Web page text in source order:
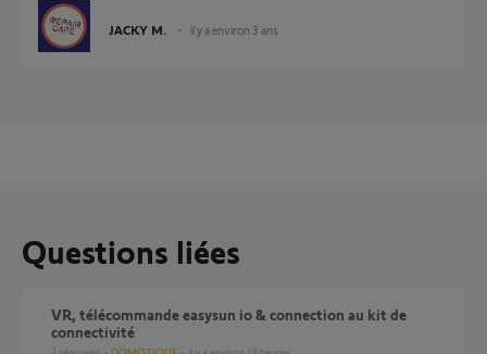
JACKY M. il y a environ 3 ans
Questions liées
VR, télécommande easysun io & connection au kit de
connectivité